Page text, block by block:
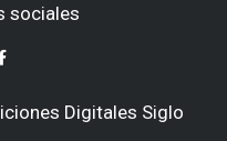
sociales
Digitales Siglo